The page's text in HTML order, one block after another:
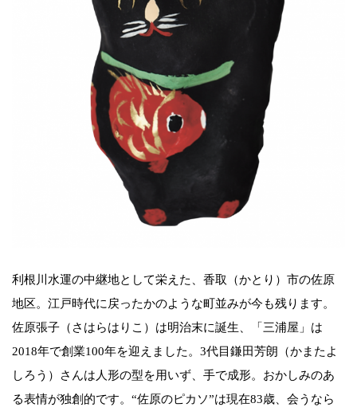
利根川水運の中継地として栄えた、香取（かとり）市の佐原
地区。江戸時代に戻ったかのような町並みが今も残ります。
佐原張子（さはらはりこ）は明治末に誕生、「三浦屋」は
2018年で創業100年を迎えました。3代目鎌田芳朗（かまたよ
しろう）さんは人形の型を用いず、手で成形。おかしみのあ
る表情が独創的です。“佐原のピカソ”は現在83歳、会うなら